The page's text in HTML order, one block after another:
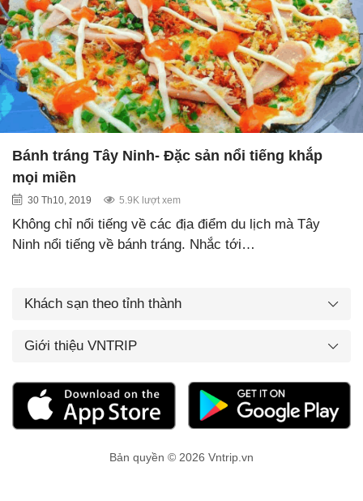
Bánh tráng Tây Ninh- Đặc sản nổi tiếng khắp
mọi miền
30 Th10, 2019 5.9K lượt xem
Không chỉ nổi tiếng về các địa điểm du lịch mà Tây
Ninh nổi tiếng về bánh tráng. Nhắc tới…
Khách sạn theo tỉnh thành
Giới thiệu VNTRIP
Bản quyền © 2026 Vntrip.vn